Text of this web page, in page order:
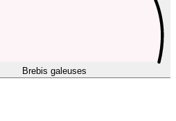
Brebis galeuses